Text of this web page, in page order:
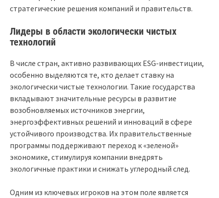
стратегические решения компаний и правительств.
Лидеры в области экологически чистых
технологий
В числе стран, активно развивающих ESG-инвестиции,
особенно выделяются те, кто делает ставку на
экологически чистые технологии. Такие государства
вкладывают значительные ресурсы в развитие
возобновляемых источников энергии,
энергоэффективных решений и инноваций в сфере
устойчивого производства. Их правительственные
программы поддерживают переход к «зеленой»
экономике, стимулируя компании внедрять
экологичные практики и снижать углеродный след.
Одним из ключевых игроков на этом поле является